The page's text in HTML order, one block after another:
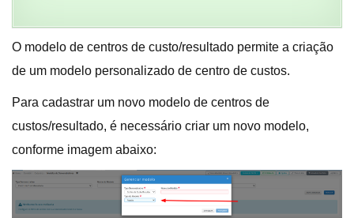
O modelo de centros de custo/resultado permite a criação
de um modelo personalizado de centro de custos.
Para cadastrar um novo modelo de centros de
custos/resultado, é necessário criar um novo modelo,
conforme imagem abaixo: